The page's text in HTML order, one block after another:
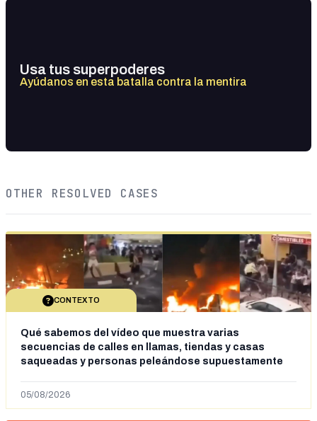
Usa tus superpoderes
Ayúdanos en esta batalla contra la mentira
OTHER RESOLVED CASES
CONTEXTO
Qué sabemos del vídeo que muestra varias
secuencias de calles en llamas, tiendas y casas
saqueadas y personas peleándose supuestamente
situación irregular a Ceuta
05/08/2026